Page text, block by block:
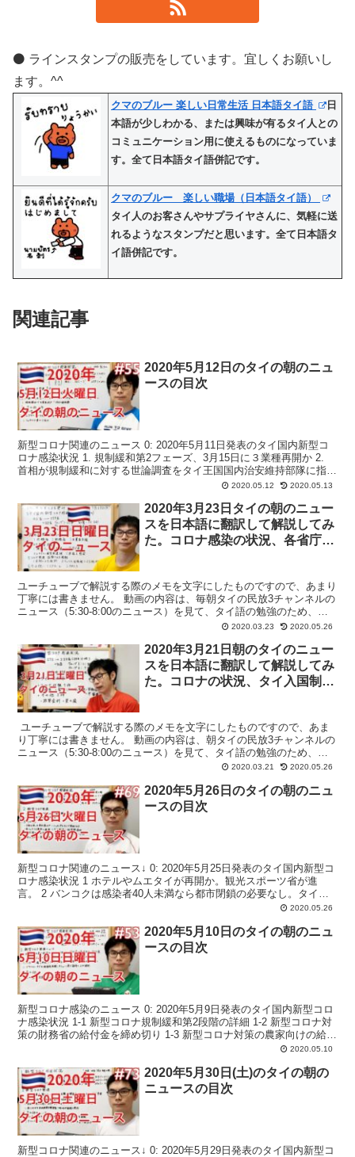
⚫️ ラインスタンプの販売をしています。宜しくお願いし
ます。^^
クマのブルー 楽しい日常生活 日本語タイ語
日
本語が少しわかる、または興味が有るタイ人との
コミュニケーション用に使えるものになっていま
す。全て日本語タイ語併記です。
クマのブルー 楽しい職場（日本語タイ語）
タイ人のお客さんやサプライヤさんに、気軽に送
れるようなスタンプだと思います。全て日本語タ
イ語併記です。
関連記事
2020年5月12日のタイの朝のニュ
ースの目次
新型コロナ関連のニュース 0: 2020年5月11日発表のタイ国内新型コ
ロナ感染状況 1. 規制緩和第2フェーズ、3月15日に３業種再開か 2.
首相が規制緩和に対する世論調査をタイ王国国内治安維持部隊に指示
2020.05.12 2020.05.13
2020年3月23日タイの朝のニュー
スを日本語に翻訳して解説してみ
た。コロナ感染の状況、各省庁か
書き」
ユーチューブで解説する際のメモを文字にしたものですので、あまり
丁寧には書きません。 動画の内容は、毎朝タイの民放3チャンネルの
ニュース（5:30-8:00のニュース）を見て、タイ語の勉強のため、且
つ情報共有のため公開しています。 動画ですが...2020.03.23 2020.05.26
2020年3月21日朝のタイのニュー
スを日本語に翻訳して解説してみ
た。コロナの状況、タイ入国制
ユーチューブで解説する際のメモを文字にしたものですので、あま
り丁寧には書きません。 動画の内容は、朝タイの民放3チャンネルの
ニュース（5:30-8:00のニュース）を見て、タイ語の勉強のため、且
つ情報共有のため公開しています。 動画です...2020.03.21 2020.05.26
2020年5月26日のタイの朝のニュ
ースの目次
新型コロナ関連のニュース↓ 0: 2020年5月25日発表のタイ国内新型コ
ロナ感染状況 1 ホテルやムエタイが再開か。観光スポーツ省が進
言。 2 バンコクは感染者40人未満なら都市閉鎖の必要なし。タイ疾
2020.05.26
2020年5月10日のタイの朝のニュ
ースの目次
新型コロナ感染のニュース 0: 2020年5月9日発表のタイ国内新型コロ
ナ感染状況 1-1 新型コロナ規制緩和第2段階の詳細 1-2 新型コロナ対
策の財務省の給付金を締め切り 1-3 新型コロナ対策の農家向けの給付
2020.05.10
2020年5月30日(土)のタイの朝の
ニュースの目次
新型コロナ関連のニュース↓ 0: 2020年5月29日発表のタイ国内新型コ